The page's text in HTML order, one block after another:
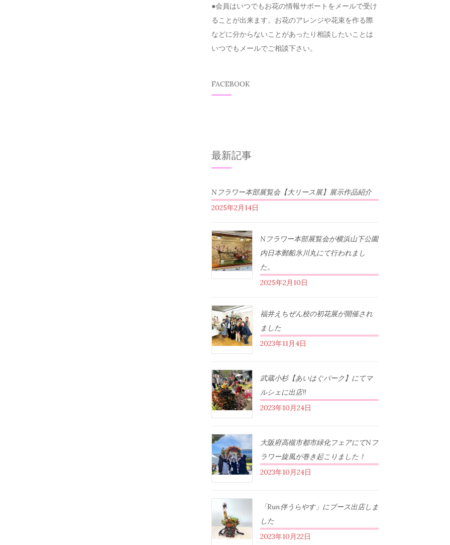
●会員はいつでもお花の情報サポートをメールで受け
ることが出来ます。お花のアレンジや花束を作る際
などに分からないことがあったり相談したいことは
いつでもメールでご相談下さい。
FACEBOOK
最新記事
Nフラワー本部展覧会【大リース展】展示作品紹介
2025年2月14日
Nフラワー本部展覧会が横浜山下公園
内日本郵船氷川丸にて行われまし
た。
2025年2月10日
福井えちぜん校の初花展が開催され
ました
2023年11月4日
武蔵小杉【あいはぐパーク】にてマ
ルシェに出店‼︎
2023年10月24日
大阪府高槻市都市緑化フェアにてNフ
ラワー旋風が巻き起こりました！
2023年10月24日
「Run伴うらやす」にブース出店しま
した
2023年10月22日